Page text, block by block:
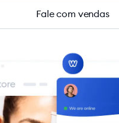
Fale com vendas